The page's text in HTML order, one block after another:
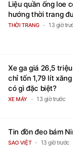
Liệu quần ống loe
hướng thời trang
THỜI TRANG 13 giờ
Xe ga giá 26,5
chỉ tốn 1,79 lít
có gì đặc biệt?
XE MÁY 13 giờ trước
Tin đồn đeo bám
SAO VIỆT 13 giờ trước